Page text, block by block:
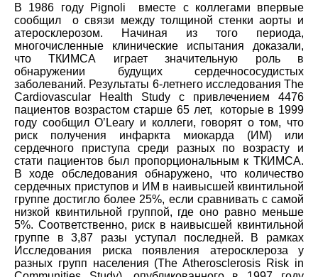
В 1986 году Pignoli вместе с коллегами впервые
сообщил о связи между толщиной стенки аорты и
атеросклерозом. Начиная из того периода,
многочисленные клинические испытания доказали,
что ТКИМСА играет значительную роль в
обнаружении будущих сердечнососудистых
заболеваний. Результаты 6-летнего исследования The
Cardiovascular Health Study с привлечением 4476
пациентов возрастом старше 65 лет, которые в 1999
году сообщил O’Leary и коллеги, говорят о том, что
риск получения инфаркта миокарда (ИМ) или
сердечного приступа среди разных по возрасту и
стати пациентов был пропорциональным к ТКИМСА.
В ходе обследования обнаружено, что количество
сердечных приступов и ИМ в наивысшей квинтильной
группе достигло более 25%, если сравнивать с самой
низкой квинтильной группой, где оно равно меньше
5%. Соответственно, риск в наивысшей квинтильной
группе в 3,87 разы уступал последней. В рамках
Исследования риска появления атеросклероза у
разных групп населения (The Atherosclerosis Risk in